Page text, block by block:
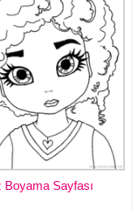
Boyama Sayfası